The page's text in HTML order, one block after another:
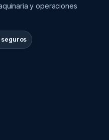
y operaciones
seguros